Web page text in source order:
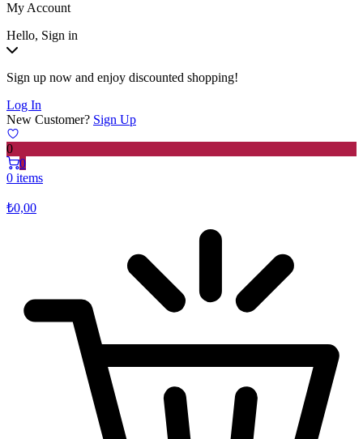
My Account
Hello, Sign in
Sign up now and enjoy discounted shopping!
Log In
New Customer? Sign Up
0
0
0 items
₺0,00